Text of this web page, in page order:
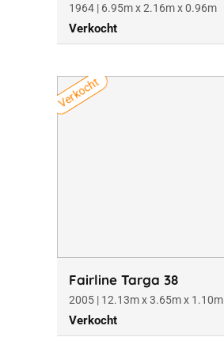
1964 | 6.95m x 2.16m x 0.96m
Verkocht
Verkocht
Fairline Targa 38
2005 | 12.13m x 3.65m x 1.10m
Verkocht